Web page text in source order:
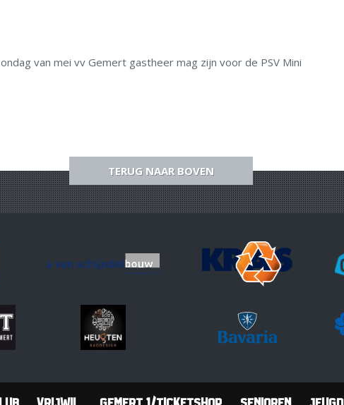
van mei vv Gemert gastheer mag zijn voor de PSV Mini
TERUG NAAR BOVEN